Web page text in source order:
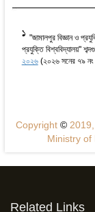
1 "জামালপুর বিজ্ঞান ও
প্রযুক্তি বিশ্ববিদ্যালয়"
২০২৬(২০২৬ সনের ৭৯ নং
Copyright ©2019,
Ministry of
Related Links